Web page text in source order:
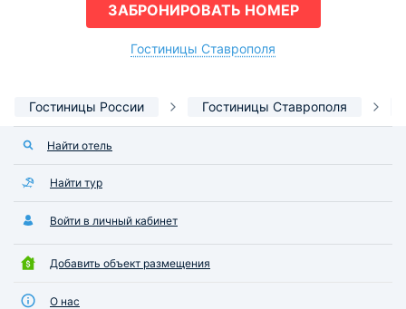
ЗАБРОНИРОВАТЬ НОМЕР
Гостиницы Ставрополя
Гостиницы России Гостиницы Ставрополя
Найти отель
Найти тур
Войти в личный кабинет
Добавить объект размещения
О нас